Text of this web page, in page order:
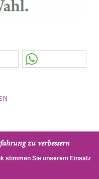
zu verbessern
stimmen Sie unserem Einsatz